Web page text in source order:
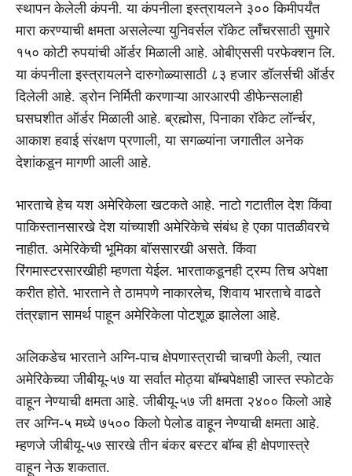
स्थापन केलेली कंपनी. या कंपनीला इस्त्रायलने ३०० किमीपर्यंत
मारा करण्याची क्षमता असलेल्या युनिवर्सल रॉकेट लाँचरसाठी सुमारे
१५० कोटी रुपयांची ऑर्डर मिळाली आहे. ओबीएससी परफेक्शन लि.
या कंपनीला इस्त्रायलने दारुगोळ्यासाठी ८३ हजार डॉलर्सची ऑर्डर
दिलेली आहे. ड्रोन निर्मिती करणाऱ्या आरआरपी डीफेन्सलाही
घसघशीत ऑर्डर मिळाली आहे. ब्रह्मोस, पिनाका रॉकेट लॉर्न्चर,
आकाश हवाई संरक्षण प्रणाली, या सगळ्यांना जगातील अनेक
देशांकडून मागणी आली आहे.
भारताचे हेच यश अमेरिकेला खटकते आहे. नाटो गटातील देश किंवा
पाकिस्तानसारखे देश यांच्याशी अमेरिकेचे संबंध हे एका पातळीवरचे
नाहीत. अमेरिकेची भूमिका बॉससारखी असते. किंवा
रिंगमास्टरसारखीही म्हणता येईल. भारताकडूनही ट्रम्प तिच अपेक्षा
करीत होते. भारताने ते ठामपणे नाकारलेच, शिवाय भारताचे वाढते
तंत्रज्ञान सामर्थ पाहून अमेरिकेला पोटशूळ झालेला आहे.
अलिकडेच भारताने अग्नि-पाच क्षेपणास्त्राची चाचणी केली, त्यात
अमेरिकेच्या जीबीयू-५७ या सर्वात मोठ्या बॉम्बपेक्षाही जास्त स्फोटके
वाहून नेण्याची क्षमता आहे. जीबीयू-५७ जी क्षमता २४०० किलो आहे
तर अग्नि-५ मध्ये ७५०० किलो पेलोड वाहून नेण्याची क्षमता आहे.
म्हणजे जीबीयू-५७ सारखे तीन बंकर बस्टर बॉम्ब ही क्षेपणास्त्रे
वाहून नेऊ शकतात.